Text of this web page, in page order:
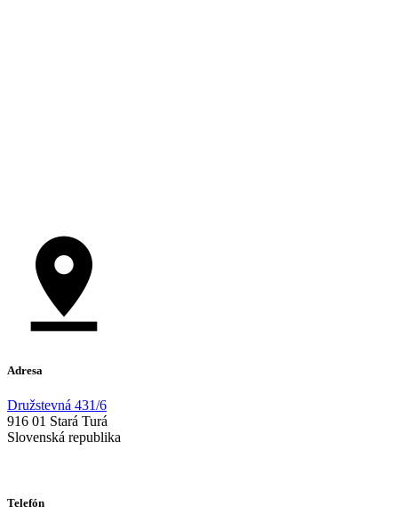
Adresa
Družstevná 431/6
916 01 Stará Turá
Slovenská republika
Telefón